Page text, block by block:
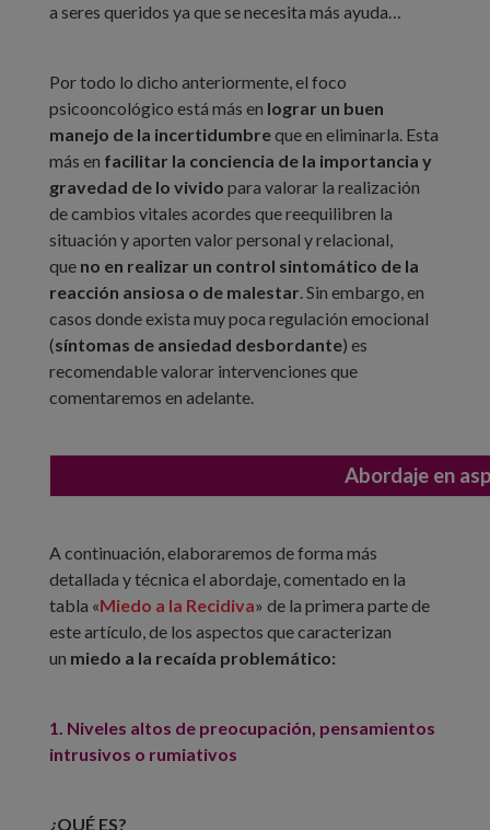
a seres queridos ya que se necesita más ayuda…
Por todo lo dicho anteriormente, el foco
psicooncológico está más en lograr un buen
manejo de la incertidumbreque en eliminarla. Esta
más en facilitar la conciencia de la importancia y
gravedad de lo vivido para valorar la realización
de cambios vitales acordes que reequilibren la
situación y aporten valor personal y relacional,
que no en realizar un control sintomático de la
reacción ansiosa o de malestar. Sin embargo, en
casos donde exista muy poca regulación emocional
(síntomas de ansiedad desbordante) es
recomendable valorar intervenciones que
comentaremos en adelante.
Abordaje en
A continuación, elaboraremos de forma más
detallada y técnica el abordaje, comentado en la
tabla «Miedo a la Recidiva» de la primera parte de
este artículo, de los aspectos que caracterizan
un miedo a la recaída problemático:
1. Niveles altos de preocupación, pensamientos
intrusivos o rumiativos
¿QUÉ ES?